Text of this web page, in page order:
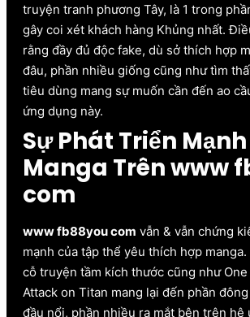
truyện tranh phương Tây, là 1 trong
gây coi xét khách hàng Khủng nhất.
rằng đầy đủ độc fake, dù sở thích hợp
đâu, phần nhiều giống cũng như tìm
tiêu dùng mang sự muốn cần đến ao
ứng dụng này.
Sự Phát Triển
Manga Trên www
com
www fb88you com vẫn & vẫn chứng
mạnh của tập thể yêu thích hợp
cỗ truyện tầm kích thước cũng như
Attack on Titan mang lại đến phần
đầu nổi, phần nhiều ra mắt bên trên hệ